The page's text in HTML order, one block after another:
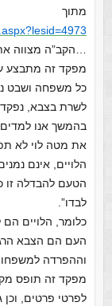
מתוך
…הקב”ה מצווה
מפקד זה מתבצע
כל משפחה ושבט
לשרת בצבא, נפקד
בהמשך אנו למדים
את מטה לוי לא
הלויים, אינם
הטעם להבדלה זו
לבדו”.
כלומר, הלויים
העם הם הצבא
וההפרדה
מפקד זה תופס
לפרטי פרטים,